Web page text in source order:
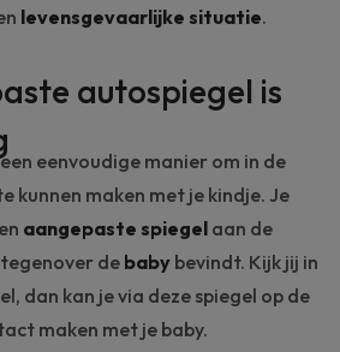
levensgevaarlijke situatie.
autospiegel is
eenvoudige manier om in de
kunnen maken met je kindje. Je
aangepaste spiegel aan de
debaby bevindt. Kijk jij in
dan kan je via deze spiegel op de
maken met je baby.